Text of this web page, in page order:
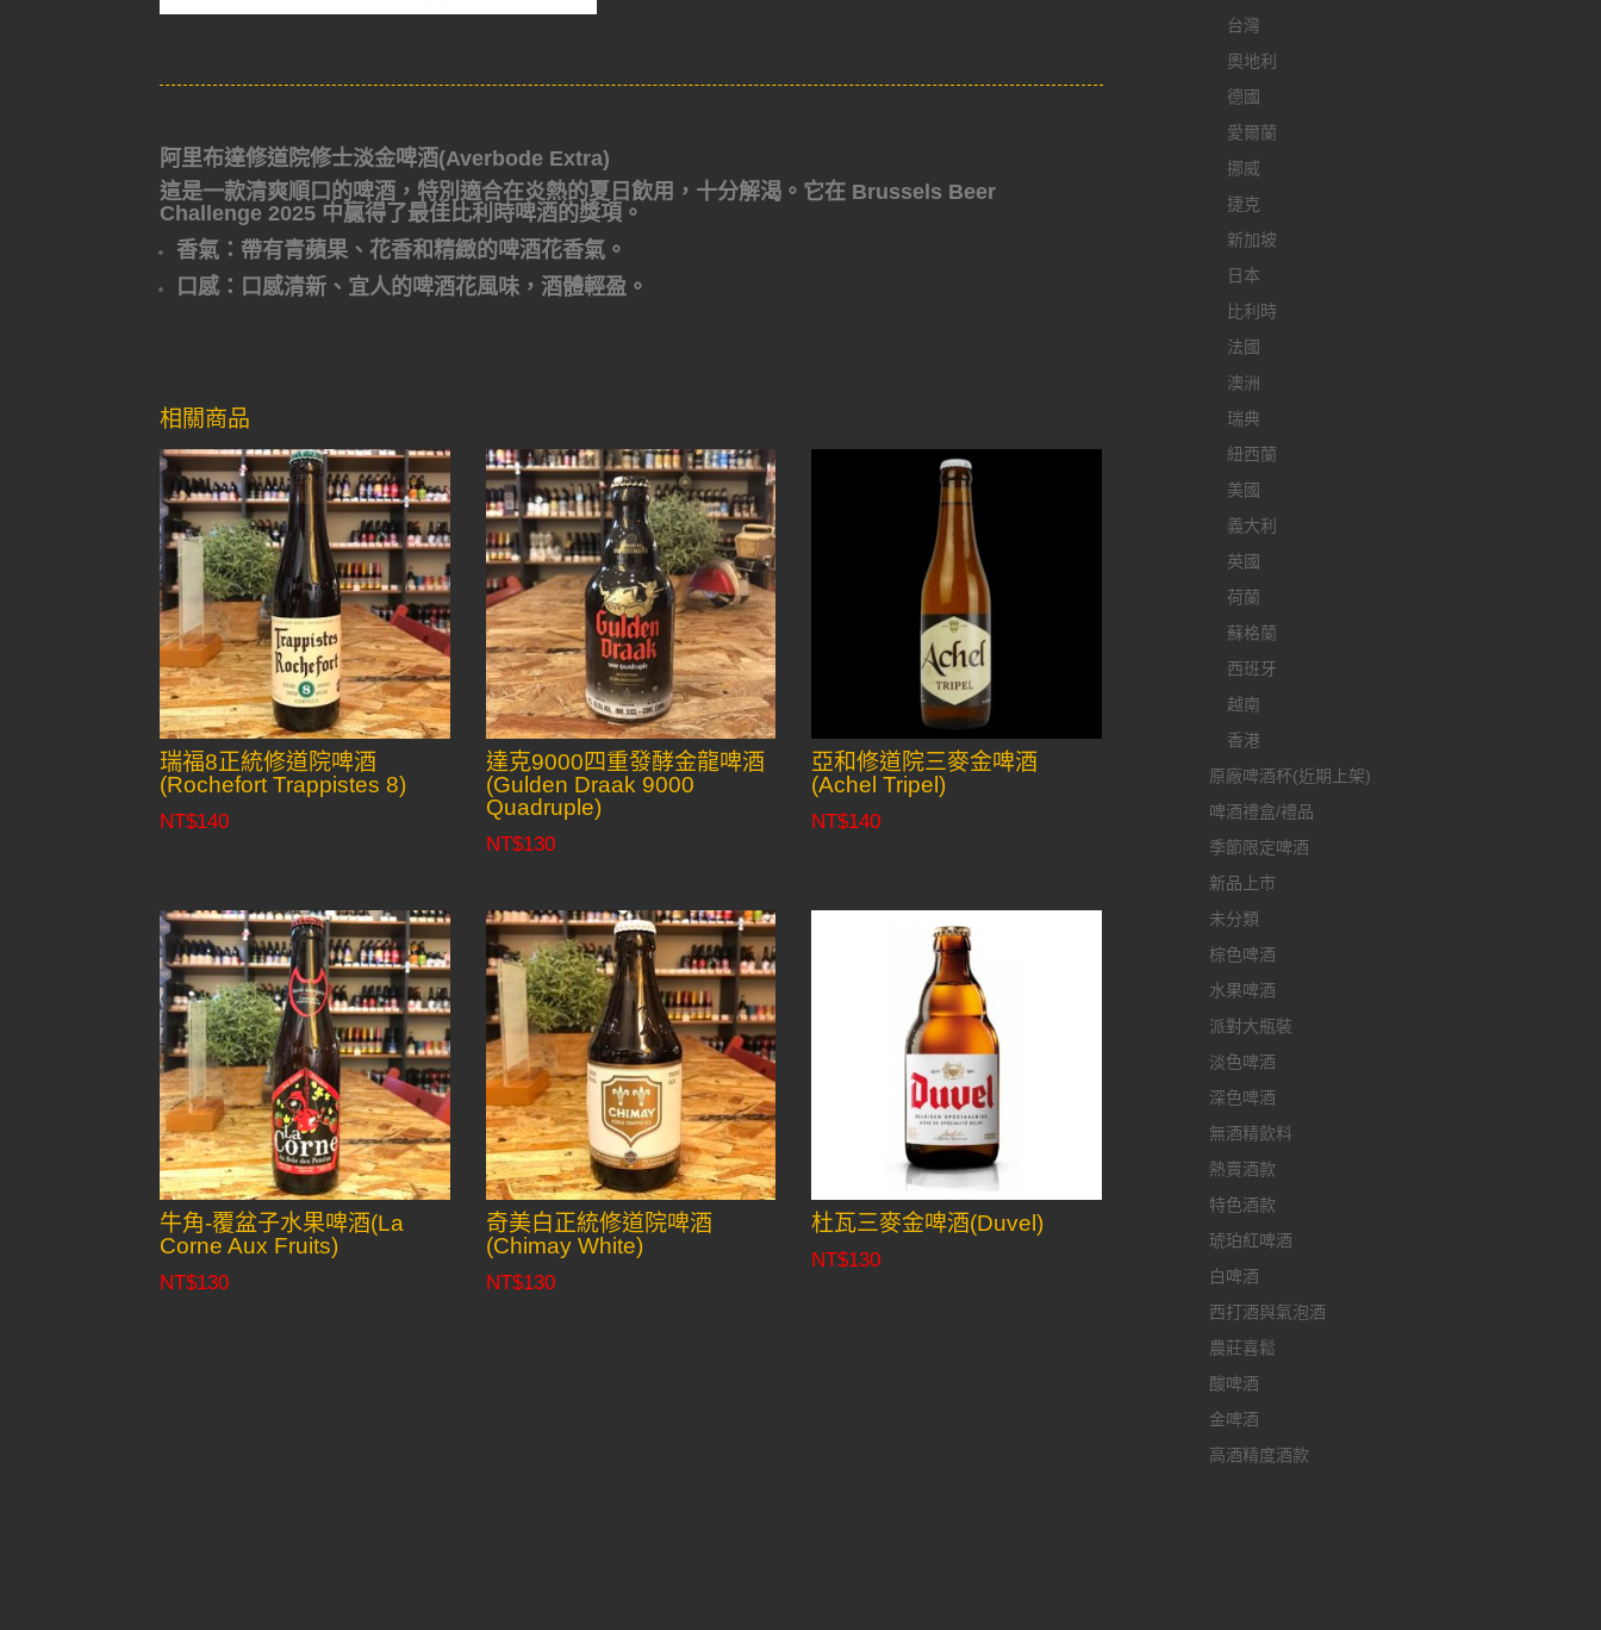
阿里布達修道院修士淡金啤酒(Averbode Extra)
這是一款清爽順口的啤酒，特別適合在炎熱的夏日飲用，十分解渴。它在 Brussels Beer
Challenge 2025 中贏得了最佳比利時啤酒的獎項。
香氣：帶有青蘋果、花香和精緻的啤酒花香氣。
口感：口感清新、宜人的啤酒花風味，酒體輕盈。
相關商品
瑞福8正統修道院啤酒
(Rochefort Trappistes 8)
NT$140
達克9000四重發酵金龍啤酒
(Gulden Draak 9000
Quadruple)
NT$130
亞和修道院三麥金啤酒
(Achel Tripel)
NT$140
牛角-覆盆子水果啤酒(La
Corne Aux Fruits)
NT$130
奇美白正統修道院啤酒
(Chimay White)
NT$130
杜瓦三麥金啤酒(Duvel)
NT$130
台灣
奧地利
德國
愛爾蘭
挪威
捷克
新加坡
日本
比利時
法國
澳洲
瑞典
紐西蘭
美國
義大利
英國
荷蘭
蘇格蘭
西班牙
越南
香港
原廠啤酒杯(近期上架)
啤酒禮盒/禮品
季節限定啤酒
新品上市
未分類
棕色啤酒
水果啤酒
派對大瓶裝
淡色啤酒
深色啤酒
無酒精飲料
熱賣酒款
特色酒款
琥珀紅啤酒
白啤酒
西打酒與氣泡酒
農莊喜鬆
酸啤酒
金啤酒
高酒精度酒款